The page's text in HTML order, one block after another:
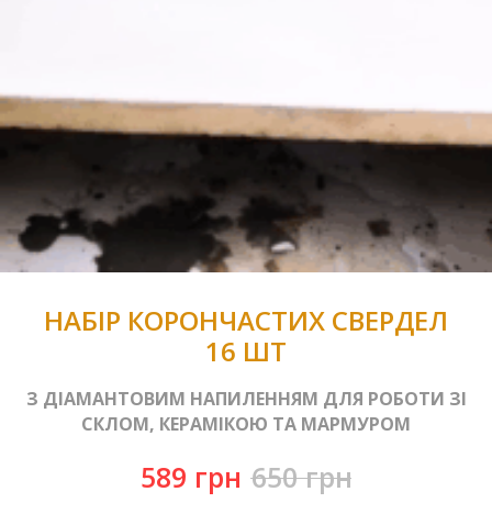
НАБІР КОРОНЧАСТИХ СВЕРДЕЛ
16 ШТ
З ДІАМАНТОВИМ НАПИЛЕННЯМ ДЛЯ РОБОТИ ЗІ
СКЛОМ, КЕРАМІКОЮ ТА МАРМУРОМ
589 грн 650 грн